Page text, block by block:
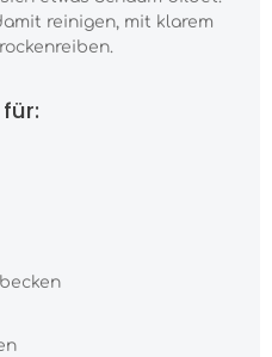
reinigen, mit klarem